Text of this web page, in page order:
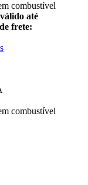
combustível
até
frete:
combustível